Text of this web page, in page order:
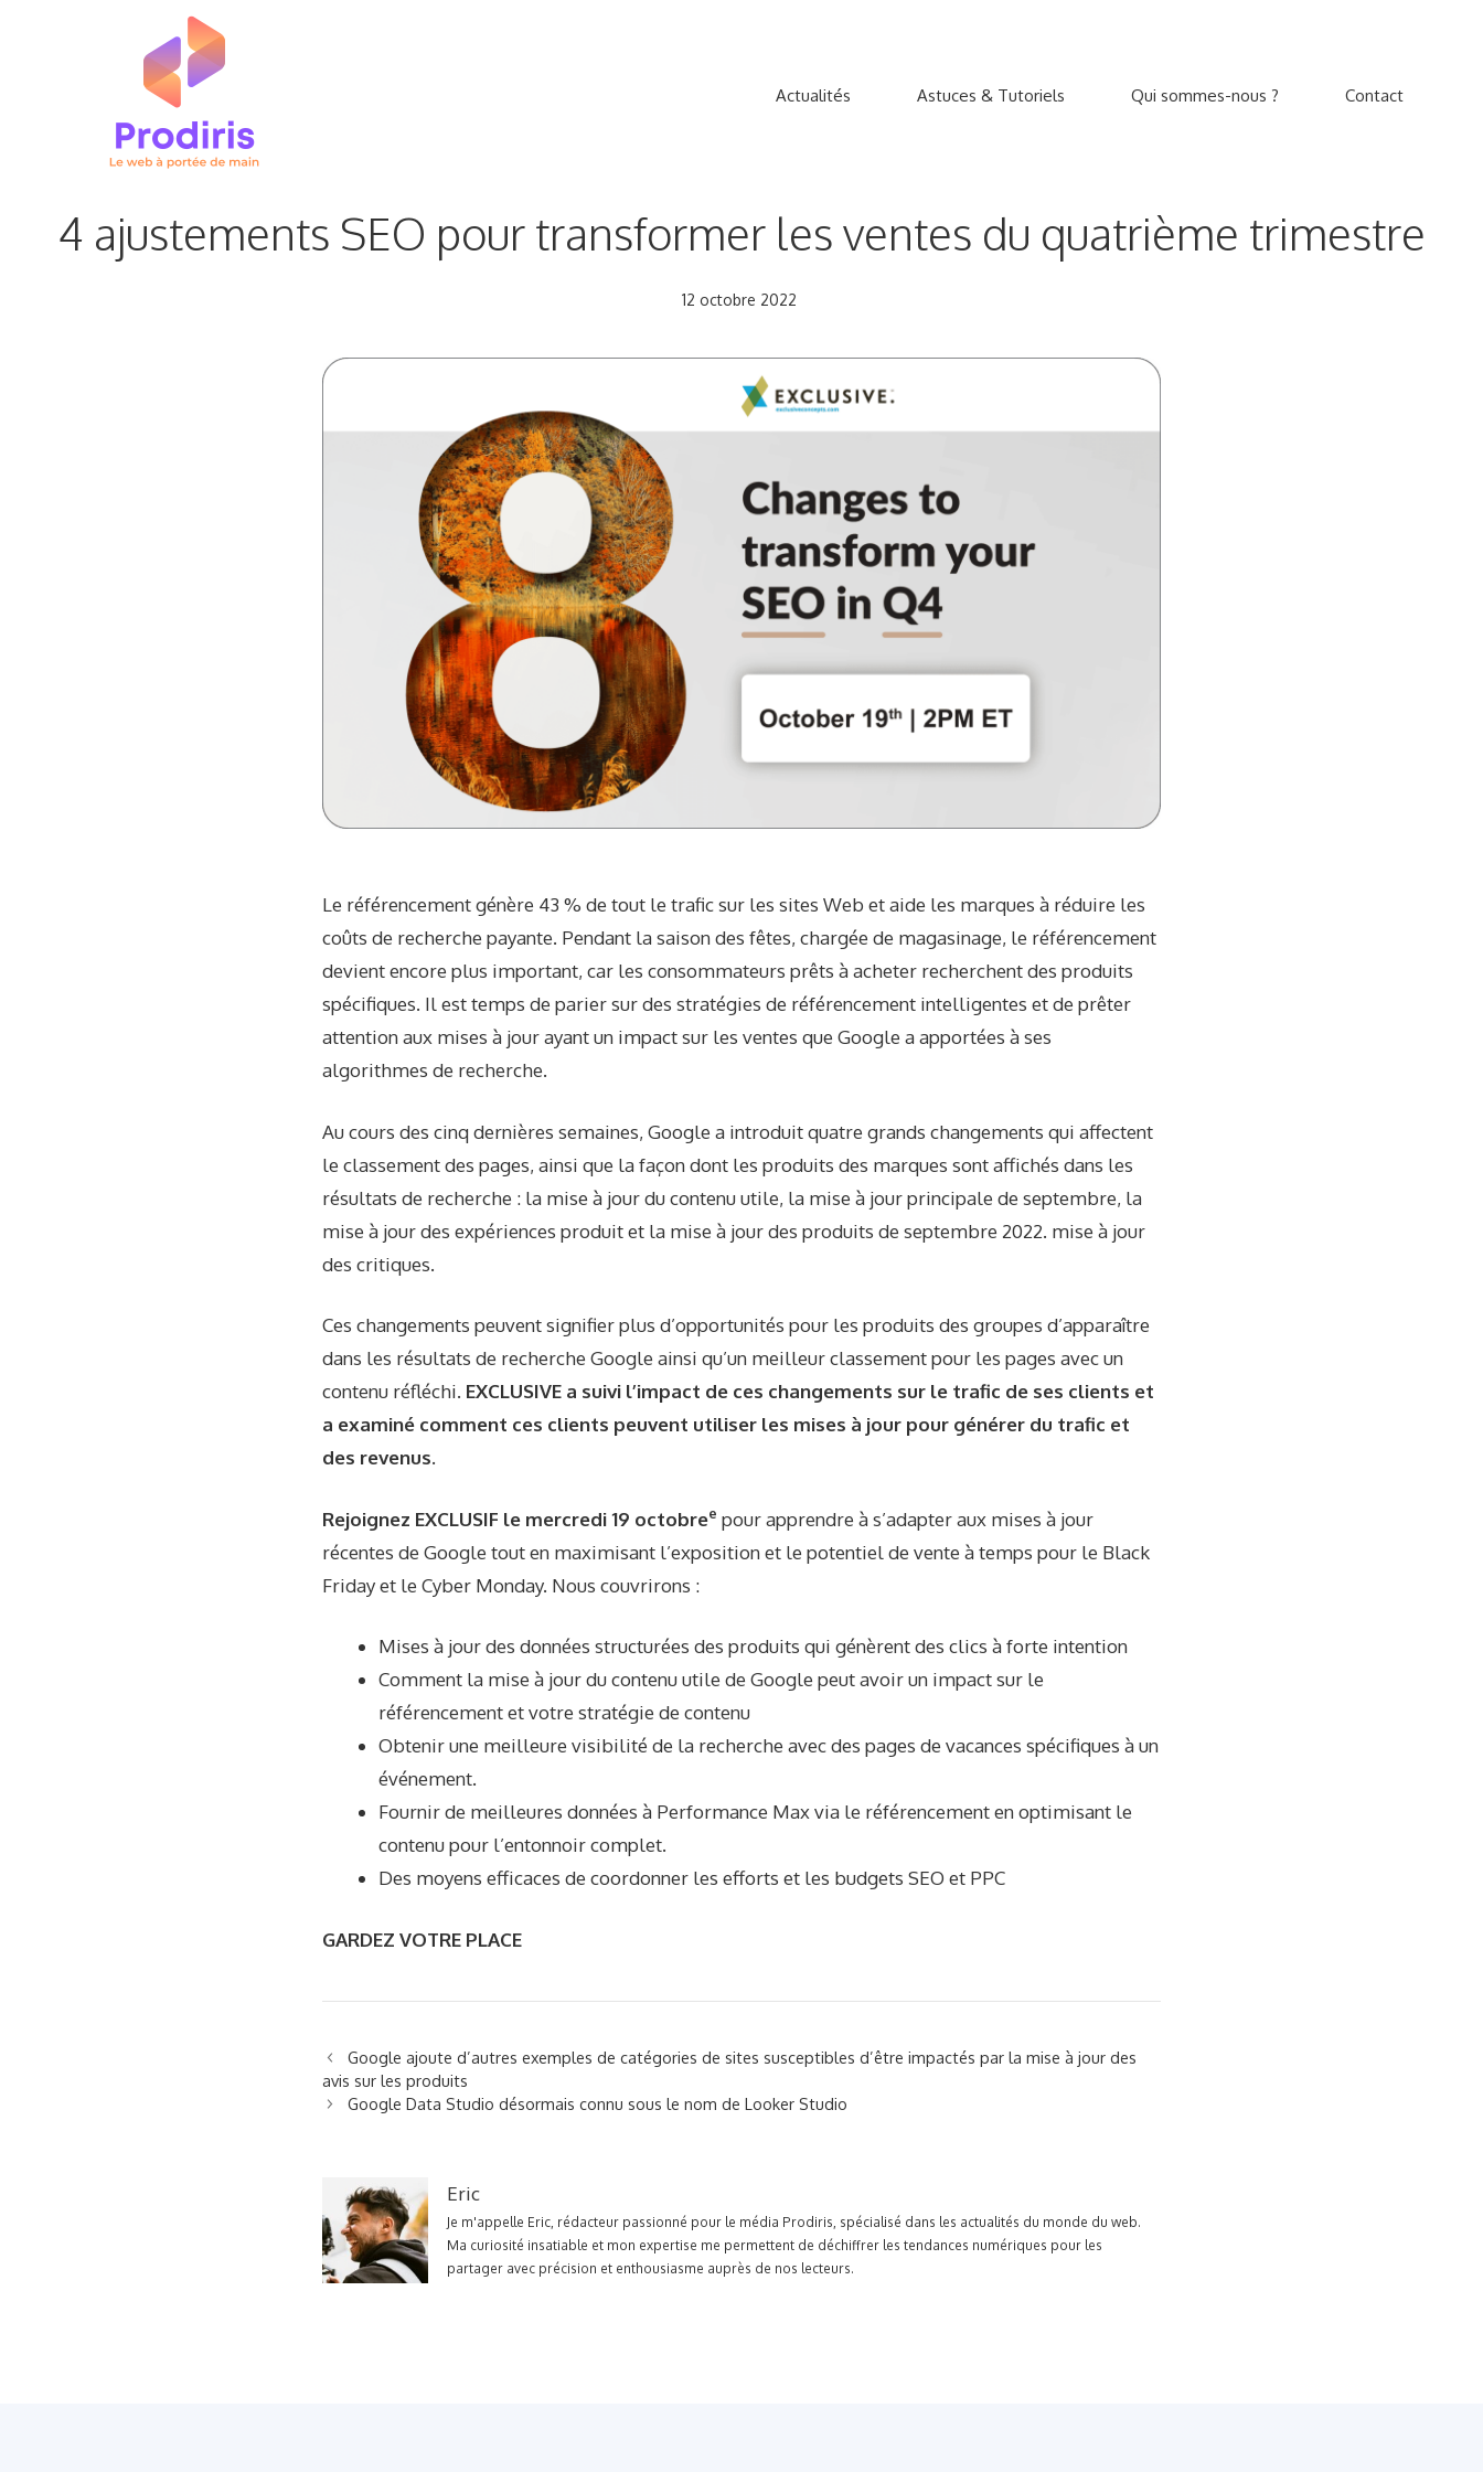
Actualités Astuces & Tutoriels Qui sommes-nous ? Contact
4 ajustements SEO pour transformer les ventes du quatrième trimestre
12 octobre 2022
Le référencement génère 43 % de tout le trafic sur les sites Web et aide les marques à réduire les
coûts de recherche payante. Pendant la saison des fêtes, chargée de magasinage, le référencement
devient encore plus important, car les consommateurs prêts à acheter recherchent des produits
spécifiques. Il est temps de parier sur des stratégies de référencement intelligentes et de prêter
attention aux mises à jour ayant un impact sur les ventes que Google a apportées à ses
algorithmes de recherche.
Au cours des cinq dernières semaines, Google a introduit quatre grands changements qui affectent
le classement des pages, ainsi que la façon dont les produits des marques sont affichés dans les
résultats de recherche : la mise à jour du contenu utile, la mise à jour principale de septembre, la
mise à jour des expériences produit et la mise à jour des produits de septembre 2022. mise à jour
des critiques.
Ces changements peuvent signifier plus d’opportunités pour les produits des groupes d’apparaître
dans les résultats de recherche Google ainsi qu’un meilleur classement pour les pages avec un
contenu réfléchi. EXCLUSIVE a suivi l’impact de ces changements sur le trafic de ses clients et
a examiné comment ces clients peuvent utiliser les mises à jour pour générer du trafic et
des revenus.
Rejoignez EXCLUSIF le mercredi 19 octobree pour apprendre à s’adapter aux mises à jour
récentes de Google tout en maximisant l’exposition et le potentiel de vente à temps pour le Black
Friday et le Cyber ​​Monday. Nous couvrirons :
Mises à jour des données structurées des produits qui génèrent des clics à forte intention
Comment la mise à jour du contenu utile de Google peut avoir un impact sur le
référencement et votre stratégie de contenu
Obtenir une meilleure visibilité de la recherche avec des pages de vacances spécifiques à un
événement.
Fournir de meilleures données à Performance Max via le référencement en optimisant le
contenu pour l’entonnoir complet.
Des moyens efficaces de coordonner les efforts et les budgets SEO et PPC
GARDEZ VOTRE PLACE
Google ajoute d’autres exemples de catégories de sites susceptibles d’être impactés par la mise à jour des
avis sur les produits
Google Data Studio désormais connu sous le nom de Looker Studio
Eric
Je m'appelle Eric, rédacteur passionné pour le média Prodiris, spécialisé dans les actualités du monde du web.
Ma curiosité insatiable et mon expertise me permettent de déchiffrer les tendances numériques pour les
partager avec précision et enthousiasme auprès de nos lecteurs.